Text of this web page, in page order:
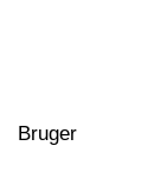
Bruger